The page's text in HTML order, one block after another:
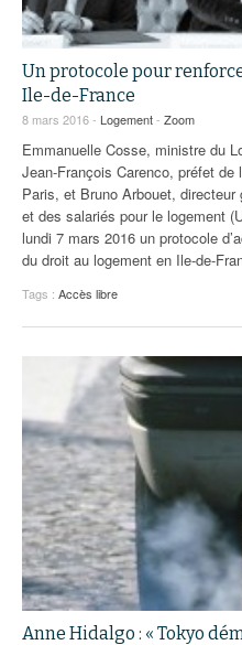
Un protocole pour
Ile-de-France
8 mars 2016 - Logement- Zoom
Emmanuelle Cosse, ministre du
Jean-François Carenco, préfet
Paris, et Bruno Arbouet, directeur
et des salariés pour le logement
lundi 7 mars 2016 un protocole
du droit au logement en Ile-de-
Tags : Accès libre
Anne Hidalgo : « Tokyo